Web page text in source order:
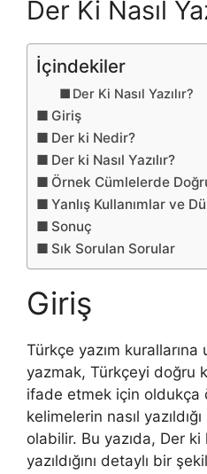
Der Ki Nasıl
İçindekiler
Der Ki Nasıl Yazılır?
Giriş
Der ki Nedir?
Der ki Nasıl Yazılır?
Örnek Cümlelerde
Yanlış Kullanımlar ve
Sonuç
Sık Sorulan Sorular
Giriş
Türkçe yazım
yazmak, Türkçeyi doğru
ifade etmek için oldukça
kelimelerin nasıl
olabilir. Bu yazıda, Der ki
yazıldığını detaylı bir